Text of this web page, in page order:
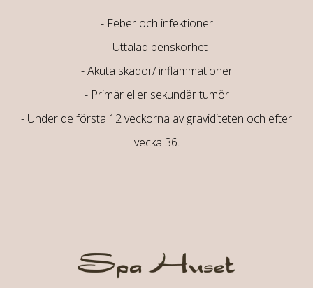
- Feber och infektioner
- Uttalad benskörhet
- Akuta skador/ inflammationer
- Primär eller sekundär tumör
- Under de första 12 veckorna av graviditeten och efter
vecka 36.